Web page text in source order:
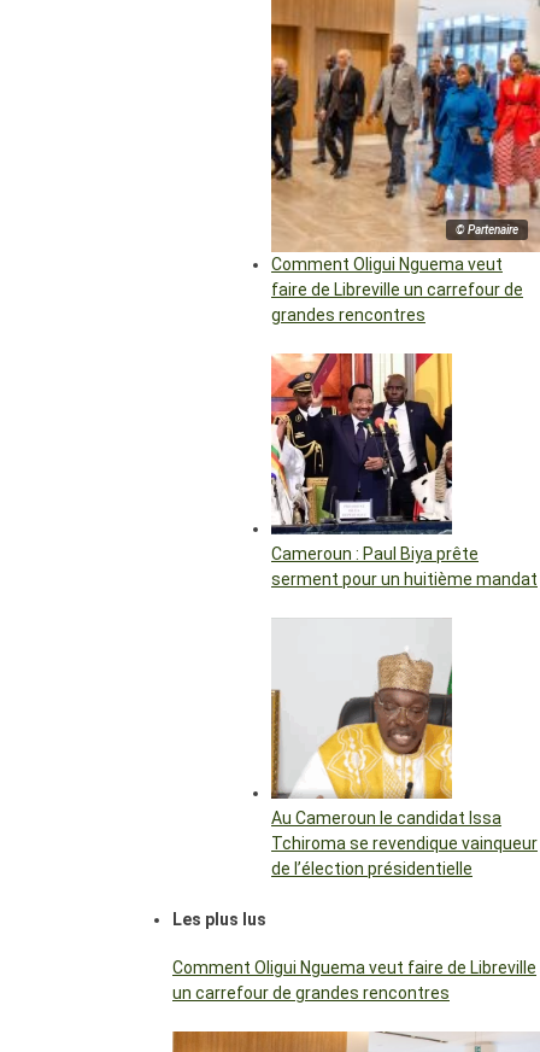
© Partenaire
Comment Oligui Nguema veut
faire de Libreville un carrefour de
grandes rencontres
Cameroun : Paul Biya prête
serment pour un huitième mandat
Au Cameroun le candidat Issa
Tchiroma se revendique vainqueur
de l’élection présidentielle
Les plus lus
Comment Oligui Nguema veut faire de Libreville
un carrefour de grandes rencontres